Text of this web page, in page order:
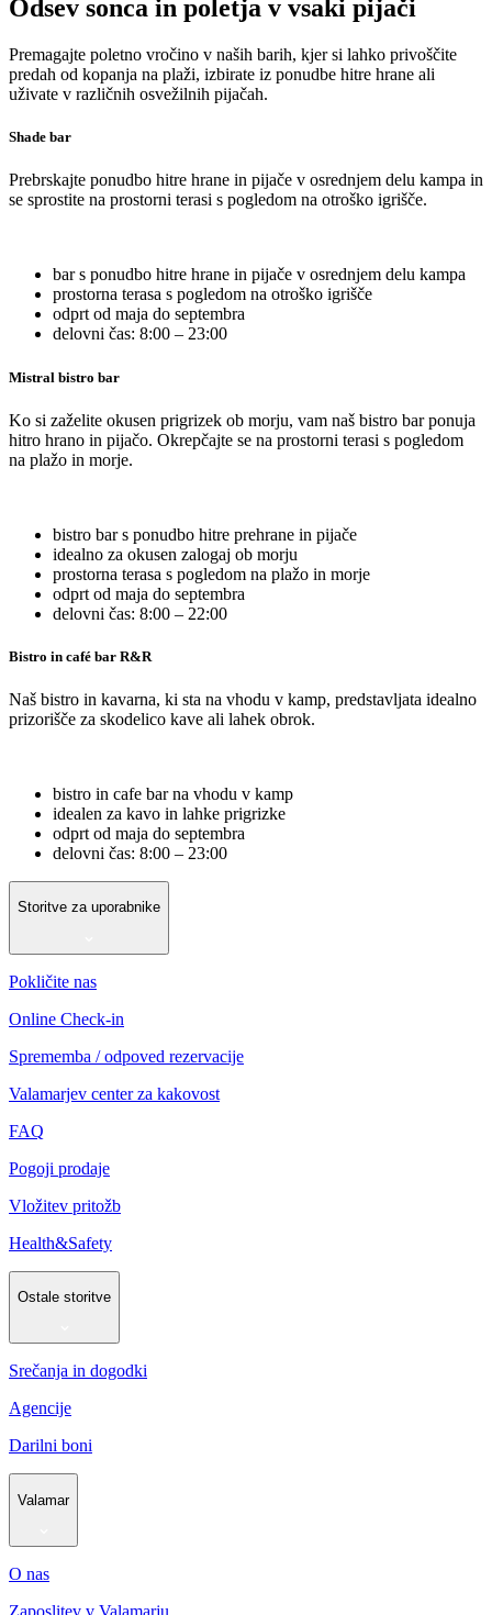
Odsev sonca in poletja v vsaki pijači
Premagajte poletno vročino v naših barih, kjer si lahko privoščite
predah od kopanja na plaži, izbirate iz ponudbe hitre hrane ali
uživate v različnih osvežilnih pijačah.
Shade bar
Prebrskajte ponudbo hitre hrane in pijače v osrednjem delu kampa in
se sprostite na prostorni terasi s pogledom na otroško igrišče.
bar s ponudbo hitre hrane in pijače v osrednjem delu kampa
prostorna terasa s pogledom na otroško igrišče
odprt od maja do septembra
delovni čas: 8:00 – 23:00
Mistral bistro bar
Ko si zaželite okusen prigrizek ob morju, vam naš bistro bar ponuja
hitro hrano in pijačo. Okrepčajte se na prostorni terasi s pogledom
na plažo in morje.
bistro bar s ponudbo hitre prehrane in pijače
idealno za okusen zalogaj ob morju
prostorna terasa s pogledom na plažo in morje
odprt od maja do septembra
delovni čas: 8:00 – 22:00
Bistro in café bar R&R
Naš bistro in kavarna, ki sta na vhodu v kamp, predstavljata idealno
prizorišče za skodelico kave ali lahek obrok.
bistro in cafe bar na vhodu v kamp
idealen za kavo in lahke prigrizke
odprt od maja do septembra
delovni čas: 8:00 – 23:00
Storitve za uporabnike
Pokličite nas
Online Check-in
Sprememba / odpoved rezervacije
Valamarjev center za kakovost
FAQ
Pogoji prodaje
Vložitev pritožb
Health&Safety
Ostale storitve
Srečanja in dogodki
Agencije
Darilni boni
Valamar
O nas
Zaposlitev v Valamarju